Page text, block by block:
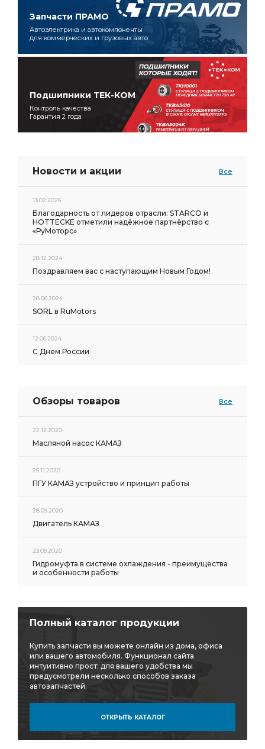
Запчасти ПРАМО
Автоэлектрика и автокомпоненты
для коммерческих и грузовых авто
Подшипники ТЕК-КОМ
Контроль качества
Гарантия 2 года
Новости и акции Все
13.02.2026
Благодарность от лидеров отрасли: STARCO и
HOTTECKE отметили надёжное партнёрство с
«РуМоторс»
28.12.2024
Поздравляем вас с наступающим Новым Годом!
28.06.2024
SORL в RuMotors
12.06.2024
С Днем России
Обзоры товаров Все
22.12.2020
Масляной насос КАМАЗ
25.11.2020
ПГУ КАМАЗ устройство и принцип работы
28.09.2020
Двигатель КАМАЗ
23.09.2020
Гидромуфта в системе охлаждения - преимущества
и особенности работы
Полный каталог продукции
Купить запчасти вы можете онлайн из дома, офиса
или вашего автомобиля. Функционал сайта
интуитивно прост: для вашего удобства мы
предусмотрели несколько способов заказа
автозапчастей.
ОТКРЫТЬ КАТАЛОГ